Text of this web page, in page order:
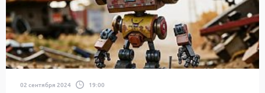
02 сентября 2024 19:00